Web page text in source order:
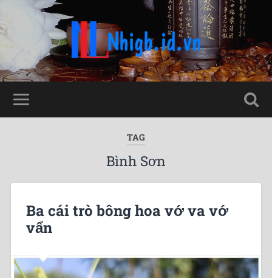
TAG
Bình Sơn
Ba cái trò bông hoa vớ va vớ
vẩn